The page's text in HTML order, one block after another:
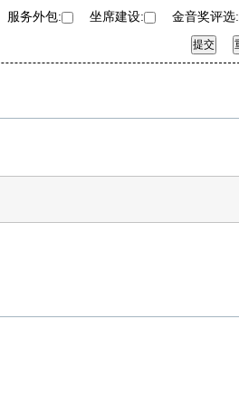
服务外包:
坐席建设: 金音奖评选: